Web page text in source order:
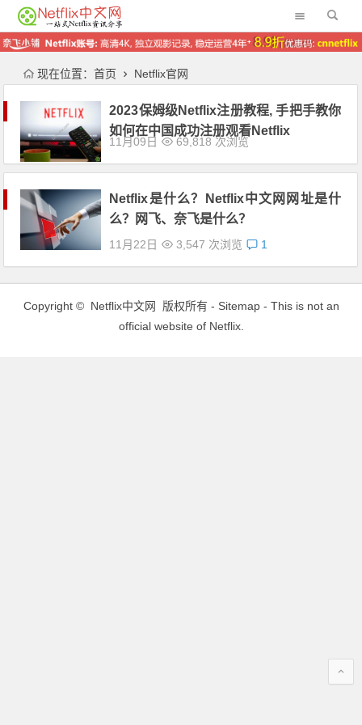
现在位置： 首页 Netflix官网
2023保姆级Netflix注册教程, 手把手教你
如何在中国成功注册观看Netflix
11月09日 69,818 次浏览
Netflix是什么？Netflix中文网网址是什
么？网飞、奈飞是什么？
11月22日 3,547 次浏览 1
Copyright © Netflix中文网 版权所有 - Sitemap- This is not an
official website of Netflix.